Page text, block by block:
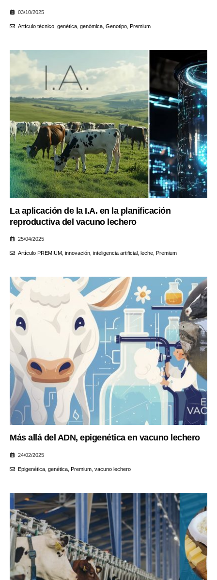
03/10/2025
Artículo técnico, genética, genómica, Genotipo, Premium
La aplicación de la I.A. en la planificación
reproductiva del vacuno lechero
25/04/2025
Artículo PREMIUM innovación, inteligencia artificial leche, Premium
Más allá del ADN, epigenética en vacuno lechero
24/02/2025
Epigenética, genética, Premium, vacuno lechero